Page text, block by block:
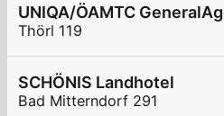
UNIQA/ÖAMTC
Thörl 119
SCHÖNIS Landhotel
Bad Mitterndorf 291